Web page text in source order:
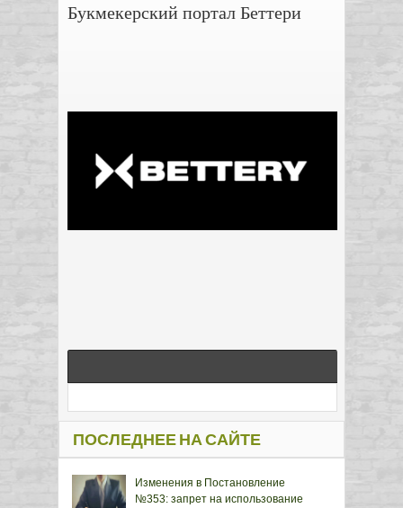
Букмекерский портал Беттери
ПОСЛЕДНЕЕ НА САЙТЕ
Изменения в Постановление
№353: запрет на использование